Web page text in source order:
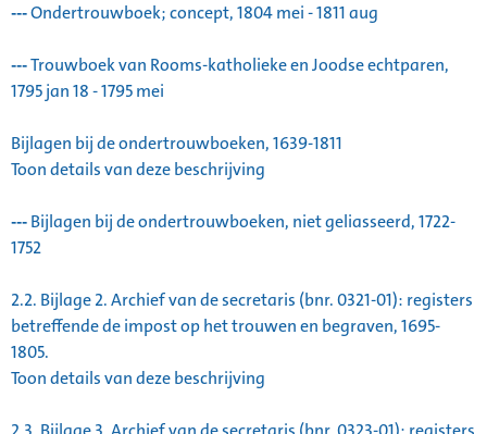
---Ondertrouwboek; concept, 1804 mei - 1811 aug
---Trouwboek van Rooms-katholieke en Joodse echtparen,
1795 jan 18 - 1795 mei
Bijlagen bij de ondertrouwboeken, 1639-1811
Toon details van deze beschrijving
---Bijlagen bij de ondertrouwboeken, niet geliasseerd, 1722-
1752
2.2. Bijlage 2. Archief van de secretaris (bnr. 0321-01): registers
betreffende de impost op het trouwen en begraven, 1695-
1805.
Toon details van deze beschrijving